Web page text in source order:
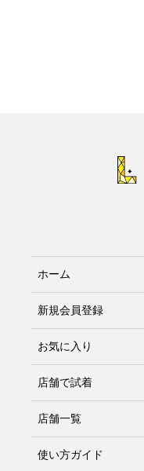
ホーム
新規会員登録
お気に入り
店舗で試着
店舗一覧
使い方ガイド